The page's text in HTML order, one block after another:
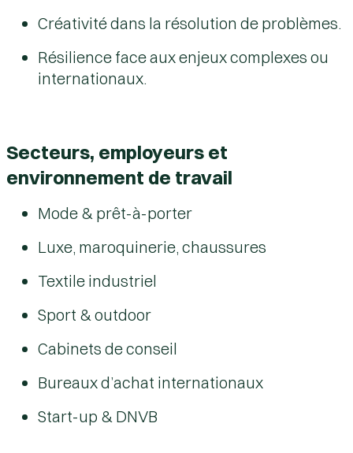
Créativité dans la résolution de problèmes.
Résilience face aux enjeux complexes ou
internationaux.
Secteurs, employeurs et
environnement de travail
Mode & prêt-à-porter
Luxe, maroquinerie, chaussures
Textile industriel
Sport & outdoor
Cabinets de conseil
Bureaux d’achat internationaux
Start-up & DNVB